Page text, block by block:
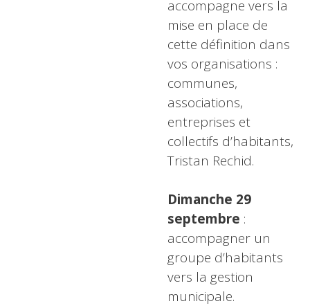
accompagne vers la
mise en place de
cette définition dans
vos organisations :
communes,
associations,
entreprises et
collectifs d’habitants,
Tristan Rechid.
Dimanche 29
septembre :
accompagner un
groupe d’habitants
vers la gestion
municipale.